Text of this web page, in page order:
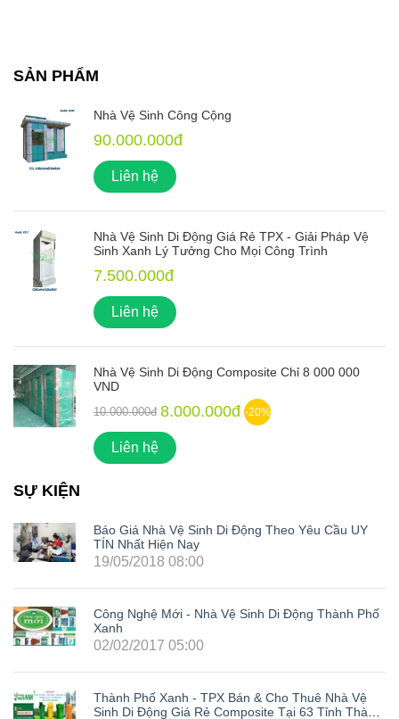
SẢN PHẨM
Nhà Vệ Sinh Công Cộng
90.000.000đ
Liên hệ
Nhà Vệ Sinh Di Động Giá Rẻ TPX - Giải Pháp Vệ
Sinh Xanh Lý Tưởng Cho Mọi Công Trình
7.500.000đ
Liên hệ
Nhà Vệ Sinh Di Động Composite Chỉ 8 000 000
VND
10.000.000đ 8.000.000đ -20%
Liên hệ
SỰ KIỆN
Báo Giá Nhà Vệ Sinh Di Động Theo Yêu Cầu UY
TÍN Nhất Hiện Nay
19/05/2018 08:00
Công Nghệ Mới - Nhà Vệ Sinh Di Động Thành Phố
Xanh
02/02/2017 05:00
Thành Phố Xanh - TPX Bán & Cho Thuê Nhà Vệ
Sinh Di Động Giá Rẻ Composite Tại 63 Tỉnh Thành